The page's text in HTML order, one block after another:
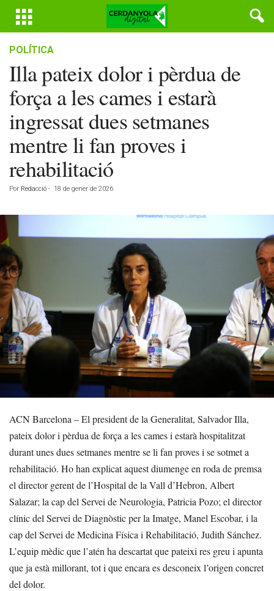
POLÍTICA
Illa pateix dolor i pèrdua de
força a les cames i estarà
ingressat dues setmanes
mentre li fan proves i
rehabilitació
Por Redacció - 18 de gener de 2026
ACN Barcelona – El president de la Generalitat, Salvador Illa,
pateix dolor i pèrdua de força a les cames i estarà hospitalitzat
durant unes dues setmanes mentre se li fan proves i se sotmet a
rehabilitació. Ho han explicat aquest diumenge en roda de premsa
el director gerent de l’Hospital de la Vall d’Hebron, Albert
Salazar; la cap del Servei de Neurologia, Patricia Pozo; el director
clínic del Servei de Diagnòstic per la Imatge, Manel Escobar, i la
cap del Servei de Medicina Física i Rehabilitació, Judith Sánchez.
L’equip mèdic que l’atén ha descartat que pateixi res greu i apunta
que ja està millorant, tot i que encara es desconeix l’origen concret
del dolor.